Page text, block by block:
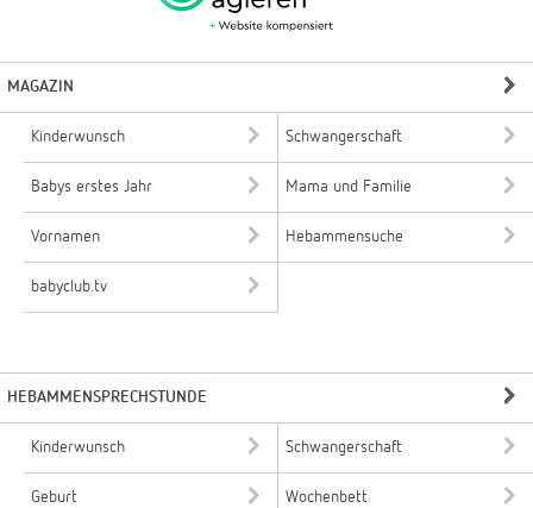
MAGAZIN
Kinderwunsch Schwangerschaft
Babys erstes Jahr Mama und Familie
Vornamen Hebammensuche
babyclub.tv
HEBAMMENSPRECHSTUNDE
Kinderwunsch Schwangerschaft
Geburt Wochenbett